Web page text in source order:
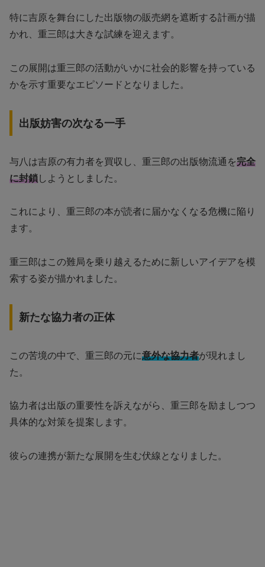
特に吉原を舞台にした出版物の販売網を遮断する計画が描
かれ、重三郎は大きな試練を迎えます。
この展開は重三郎の活動がいかに社会的影響を持っている
かを示す重要なエピソードとなりました。
出版妨害の次なる一手
与八は吉原の有力者を買収し、重三郎の出版物流通を完全
に封鎖しようとしました。
これにより、重三郎の本が読者に届かなくなる危機に陥り
ます。
重三郎はこの難局を乗り越えるために新しいアイデアを模
索する姿が描かれました。
新たな協力者の正体
この苦境の中で、重三郎の元に意外な協力者が現れまし
た。
協力者は出版の重要性を訴えながら、重三郎を励ましつつ
具体的な対策を提案します。
彼らの連携が新たな展開を生む伏線となりました。